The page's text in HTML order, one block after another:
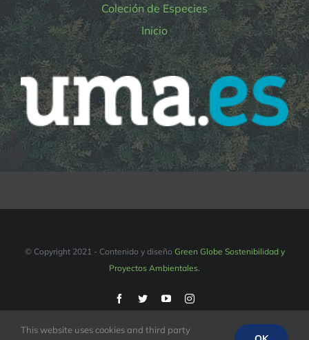
Coleción de Especies
Inicio
© Copyright 2021 - Contenido y diseño Green Globe Sostenibilidad y
Proyectos Ambientales.
FacebookTwitterYouTubeInstagram
This website uses cookies and third party